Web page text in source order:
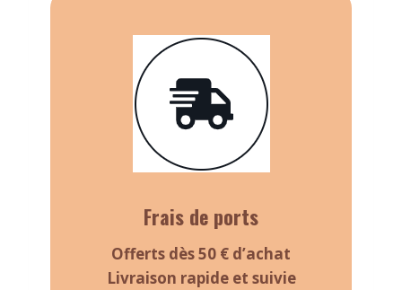
Frais de ports
Offerts dès 50 € d’achat
Livraison rapide et suivie